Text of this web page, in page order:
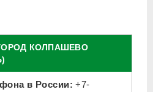
КОЛПАШЕВО
в России: +7-